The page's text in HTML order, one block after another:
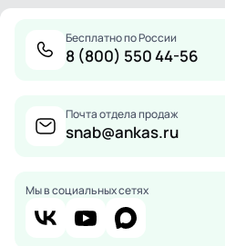
Бесплатно по России
8 (800) 550 44-56
Почта отдела продаж
snab@ankas.ru
Мы в социальных сетях